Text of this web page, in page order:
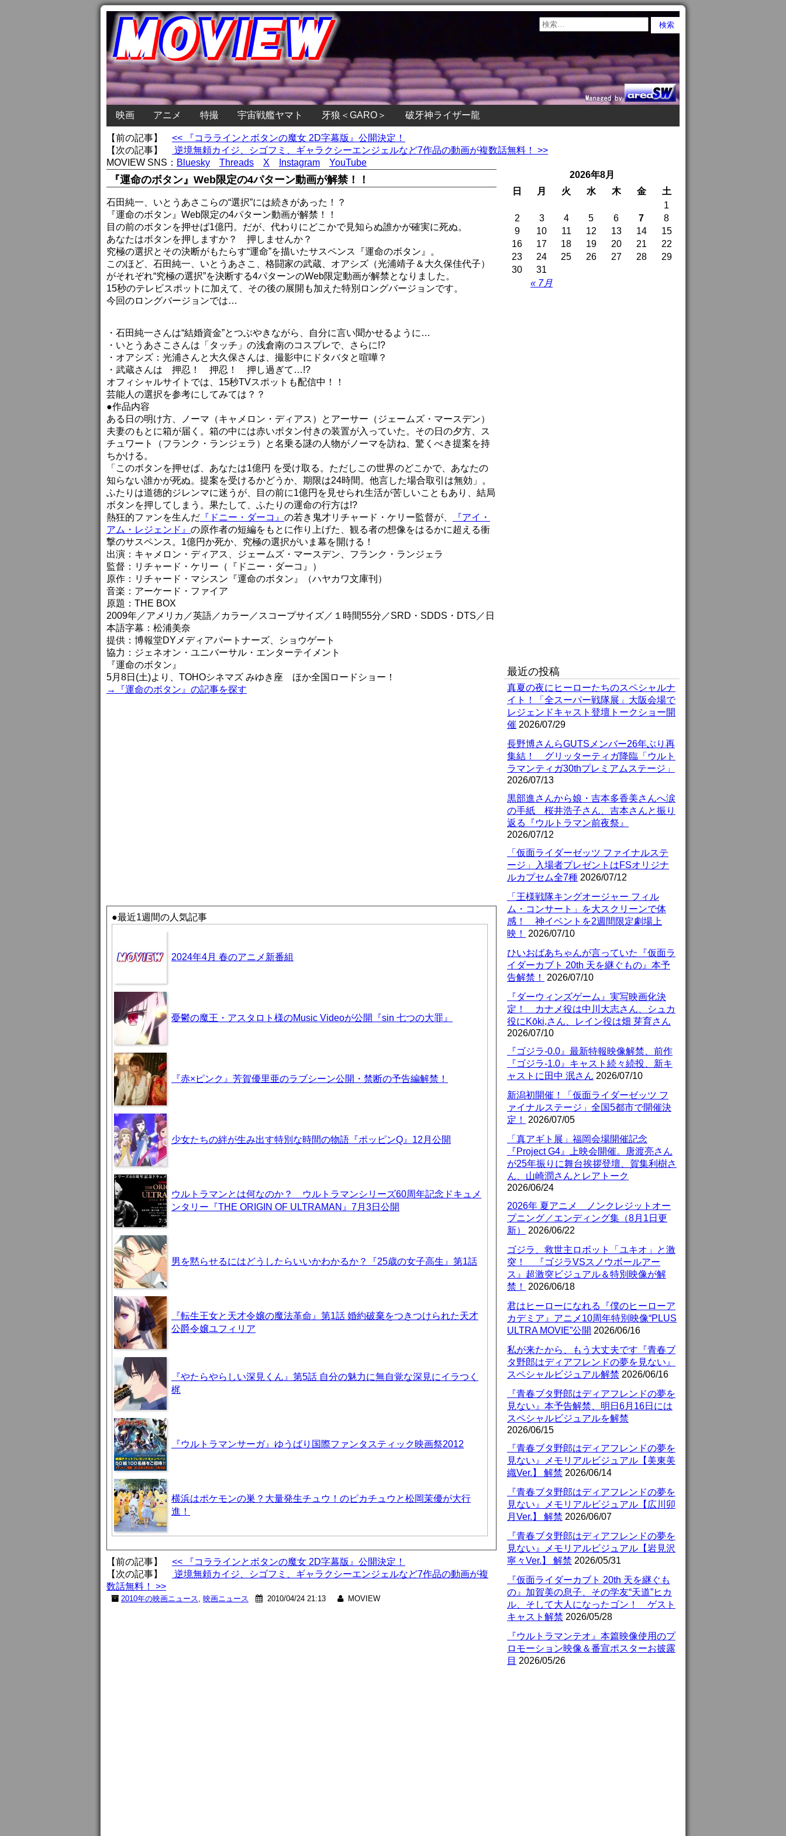
映画 アニメ 特撮 宇宙戦艦ヤマト 牙狼＜GARO＞ 破牙神ライザー龍
【前の記事】 << 『コララインとボタンの魔女 2D字幕版』公開決定！
【次の記事】
逆境無頼カイジ、シゴフミ、ギャラクシーエンジェルなど7作品の動画が複数話無料！ >>
MOVIEW SNS： Bluesky Threads X Instagram YouTube
『運命のボタン』Web限定の4パターン動画が解禁！！
石田純一、いとうあさこらの“選択”には続きがあった！？
『運命のボタン』Web限定の4パターン動画が解禁！！
目の前のボタンを押せば1億円。だが、代わりにどこかで見知らぬ誰かが確実に死ぬ。
あなたはボタンを押しますか？ 押しませんか？
究極の選択とその決断がもたらす“運命”を描いたサスペンス『運命のボタン』。
このほど、石田純一、いとうあさこ、格闘家の武蔵、オアシズ（光浦靖子＆大久保佳代子）
がそれぞれ“究極の選択”を決断する4パターンのWeb限定動画が解禁となりました。
15秒のテレビスポットに加えて、その後の展開も加えた特別ロングバージョンです。
今回のロングバージョンでは…
・石田純一さんは“結婚資金”とつぶやきながら、自分に言い聞かせるように…
・いとうあさこさんは「タッチ」の浅倉南のコスプレで、さらに!?
・オアシズ：光浦さんと大久保さんは、撮影中にドタバタと喧嘩？
・武蔵さんは 押忍！ 押忍！ 押し過ぎて…!?
オフィシャルサイトでは、15秒TVスポットも配信中！！
芸能人の選択を参考にしてみては？？
●作品内容
ある日の明け方、ノーマ（キャメロン・ディアス）とアーサー（ジェームズ・マースデン）
夫妻のもとに箱が届く。箱の中には赤いボタン付きの装置が入っていた。その日の夕方、ス
チュワート（フランク・ランジェラ）と名乗る謎の人物がノーマを訪ね、驚くべき提案を持
ちかける。
「このボタンを押せば、あなたは1億円 を受け取る。ただしこの世界のどこかで、あなたの
知らない誰かが死ぬ。提案を受けるかどうか、期限は24時間。他言した場合取引は無効」。
ふたりは道徳的ジレンマに迷うが、目の前に1億円を見せられ生活が苦しいこともあり、結局
ボタンを押してしまう。果たして、ふたりの運命の行方は!?
熱狂的ファンを生んだ 『ドニー・ダーコ』 の若き鬼才リチャード・ケリー監督が、
『アイ・
アム・レジェンド』 の原作者の短編をもとに作り上げた、観る者の想像をはるかに超える衝
撃のサスペンス。1億円か死か、究極の選択がいま幕を開ける！
出演：キャメロン・ディアス、ジェームズ・マースデン、フランク・ランジェラ
監督：リチャード・ケリー（『ドニー・ダーコ』）
原作：リチャード・マシスン『運命のボタン』（ハヤカワ文庫刊）
音楽：アーケード・ファイア
原題：THE BOX
2009年／アメリカ／英語／カラー／スコープサイズ／１時間55分／SRD・SDDS・DTS／日
本語字幕：松浦美奈
提供：博報堂DYメディアパートナーズ、ショウゲート
協力：ジェネオン・ユニバーサル・エンターテイメント
『運命のボタン』
5月8日(土)より、TOHOシネマズ みゆき座 ほか全国ロードショー！
→『運命のボタン』の記事を探す
●最近1週間の人気記事
2024年4月 春のアニメ新番組
憂鬱の魔王・アスタロト様のMusic Videoが公開『sin 七つの大罪』
『赤×ピンク』芳賀優里亜のラブシーン公開・禁断の予告編解禁！
少女たちの絆が生み出す特別な時間の物語『ポッピンQ』12月公開
ウルトラマンとは何なのか？ ウルトラマンシリーズ60周年記念ドキュメ
ンタリー『THE ORIGIN OF ULTRAMAN』7月3日公開
男を黙らせるにはどうしたらいいかわかるか？『25歳の女子高生』第1話
『転生王女と天才令嬢の魔法革命』第1話 婚約破棄をつきつけられた天才
公爵令嬢ユフィリア
『やたらやらしい深見くん』第5話 自分の魅力に無自覚な深見にイラつく
梶
『ウルトラマンサーガ』ゆうばり国際ファンタスティック映画祭2012
横浜はポケモンの巣？大量発生チュウ！のピカチュウと松岡茉優が大行
進！
【前の記事】 << 『コララインとボタンの魔女 2D字幕版』公開決定！
【次の記事】
逆境無頼カイジ、シゴフミ、ギャラクシーエンジェルなど7作品の動画が複
数話無料！ >>
2010年の映画ニュース, 映画ニュース 2010/04/24 21:13 MOVIEW
2026年8月
日
月 火 水 木 金 土
« 7月
1
2
3 4 5 6 7
8
9
10 11 12 13 14
15
16
17 18 19 20 21
22
23
24 25 26 27 28
29
30
31
最近の投稿
真夏の夜にヒーローたちのスペシャルナ
イト！「全スーパー戦隊展」大阪会場で
レジェンドキャスト登壇トークショー開
催 2026/07/29
長野博さんらGUTSメンバー26年ぶり再
集結！ グリッターティガ降臨「ウルト
ラマンティガ30thプレミアムステージ」
2026/07/13
黒部進さんから娘・吉本多香美さんへ涙
の手紙 桜井浩子さん、吉本さんと振り
返る『ウルトラマン前夜祭』
2026/07/12
「仮面ライダーゼッツ ファイナルステ
ージ」入場者プレゼントはFSオリジナ
ルカプセム全7種 2026/07/12
「王様戦隊キングオージャー フィル
ム・コンサート」を大スクリーンで体
感！ 神イベントを2週間限定劇場上
映！
2026/07/10
ひいおばあちゃんが言っていた『仮面ラ
イダーカブト 20th 天を継ぐもの』本予
告解禁！
2026/07/10
『ダーウィンズゲーム』実写映画化決
定！ カナメ役は中川大志さん、シュカ
役にKōki,さん、レイン役は畑 芽育さん
2026/07/10
『ゴジラ-0.0』最新特報映像解禁、前作
『ゴジラ-1.0』キャスト続々続投、新キ
ャストに田中 泯さん 2026/07/10
新潟初開催！「仮面ライダーゼッツ フ
ァイナルステージ」全国5都市で開催決
定！
2026/07/05
「真アギト展」福岡会場開催記念
『Project G4』上映会開催。唐渡亮さん
が25年振りに舞台挨拶登壇、賀集利樹さ
ん、山崎潤さんとレアトーク
2026/06/24
2026年 夏アニメ ノンクレジットオー
プニング／エンディング集（8月1日更
新）
2026/06/22
ゴジラ、救世主ロボット「ユキオ」と激
突！ 『ゴジラVSスノウボールアー
ス』超激突ビジュアル＆特別映像が解
禁！
2026/06/18
君はヒーローになれる『僕のヒーローア
カデミア』アニメ10周年特別映像“PLUS
ULTRA MOVIE”公開 2026/06/16
私が来たから、もう大丈夫です『青春ブ
タ野郎はディアフレンドの夢を見ない』
スペシャルビジュアル解禁 2026/06/16
『青春ブタ野郎はディアフレンドの夢を
見ない』本予告解禁、明日6月16日には
スペシャルビジュアルを解禁
2026/06/15
『青春ブタ野郎はディアフレンドの夢を
見ない』メモリアルビジュアル【美東美
織Ver.】 解禁 2026/06/14
『青春ブタ野郎はディアフレンドの夢を
見ない』メモリアルビジュアル【広川卯
月Ver.】 解禁 2026/06/07
『青春ブタ野郎はディアフレンドの夢を
見ない』メモリアルビジュアル【岩見沢
寧々Ver.】 解禁 2026/05/31
『仮面ライダーカブト 20th 天を継ぐも
の』加賀美の息子、その学友“天道”ヒカ
ル、そして大人になったゴン！ ゲスト
キャスト解禁 2026/05/28
『ウルトラマンテオ』本篇映像使用のプ
ロモーション映像＆番宣ポスターお披露
目 2026/05/26